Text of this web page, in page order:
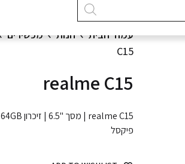
עמוד הבית חנות מכשירים
C15
realme C15
פיקסל